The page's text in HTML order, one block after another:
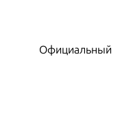
Официальный